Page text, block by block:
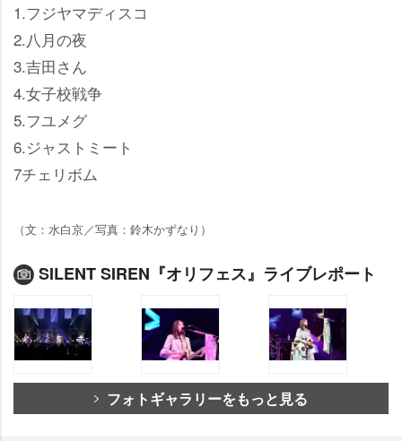
1.フジヤマディスコ
2.八月の夜
3.吉田さん
4.女子校戦争
5.フユメグ
6.ジャストミート
7チェリボム
（文：水白京／写真：鈴木かずなり）
SILENT SIREN『オリフェス』ライブレポート
フォトギャラリーをもっと見る